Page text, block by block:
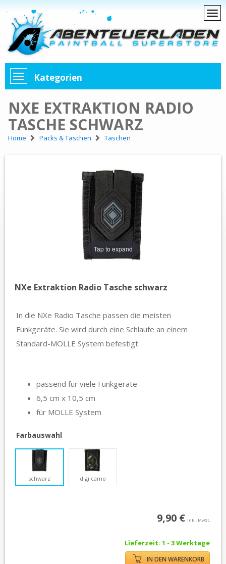
Kategorien
NXE EXTRAKTION RADIO
TASCHE SCHWARZ
Home Packs & Taschen Taschen
Tap to expand
NXe Extraktion Radio Tasche schwarz
In die NXe Radio Tasche passen die meisten
Funkgeräte. Sie wird durch eine Schlaufe an einem
Standard-MOLLE System befestigt.
passend für viele Funkgeräte
6,5 cm x 10,5 cm
für MOLLE System
Farbauswahl
schwarz digi camo
9,90 € inkl. MwSt.
Lieferzeit: 1 - 3 Werktage
IN DEN WARENKORB